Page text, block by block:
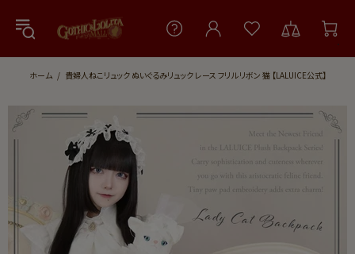
ホーム 貴婦人ねこリュック ぬいぐるみリュック レース フリル リボン 猫 【LALUICE公式】